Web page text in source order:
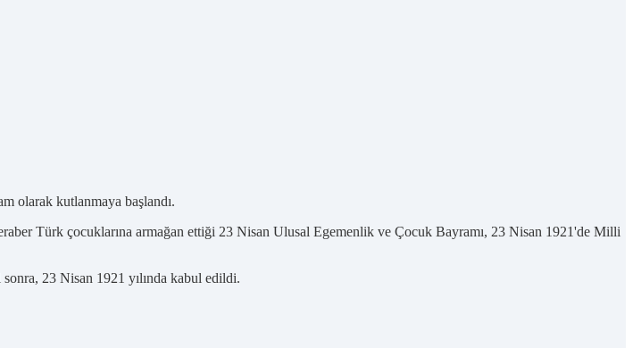
olarak kutlanmaya başlandı.
Türk çocuklarına armağan ettiği 23 Nisan Ulusal Egemenlik ve Çocuk Bayramı, 23 Nisan 1921'de Milli
23 Nisan 1921 yılında kabul edildi.